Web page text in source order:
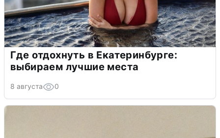
Где отдохнуть в Екатеринбурге:
выбираем лучшие места
8 августа 0